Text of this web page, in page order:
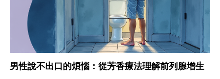
男性說不出口的煩惱：從芳香療法理解前列腺增生